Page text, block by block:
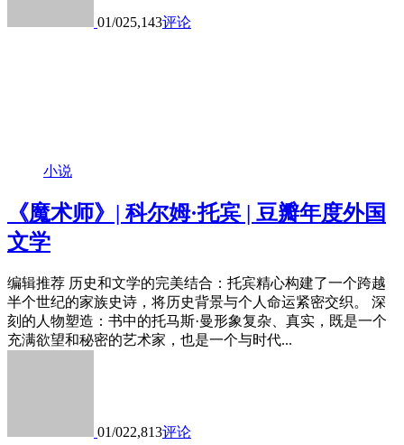
01/025,143评论
小说
《魔术师》| 科尔姆·托宾 | 豆瓣年度外国
文学
编辑推荐 历史和文学的完美结合：托宾精心构建了一个跨越
半个世纪的家族史诗，将历史背景与个人命运紧密交织。 深
刻的人物塑造：书中的托马斯·曼形象复杂、真实，既是一个
充满欲望和秘密的艺术家，也是一个与时代...
01/022,813评论